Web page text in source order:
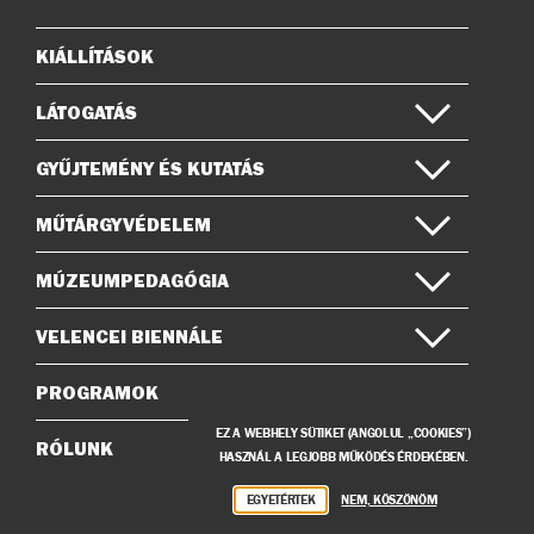
Oldaltérkép
KIÁLLÍTÁSOK
LÁTOGATÁS
GYŰJTEMÉNY ÉS KUTATÁS
MŰTÁRGYVÉDELEM
MÚZEUMPEDAGÓGIA
VELENCEI BIENNÁLE
PROGRAMOK
RÓLUNK
EZ A WEBHELY SÜTIKET (ANGOLUL „COOKIES”)
HASZNÁL A LEGJOBB MŰKÖDÉS ÉRDEKÉBEN.
EGYETÉRTEK NEM, KÖSZÖNÖM